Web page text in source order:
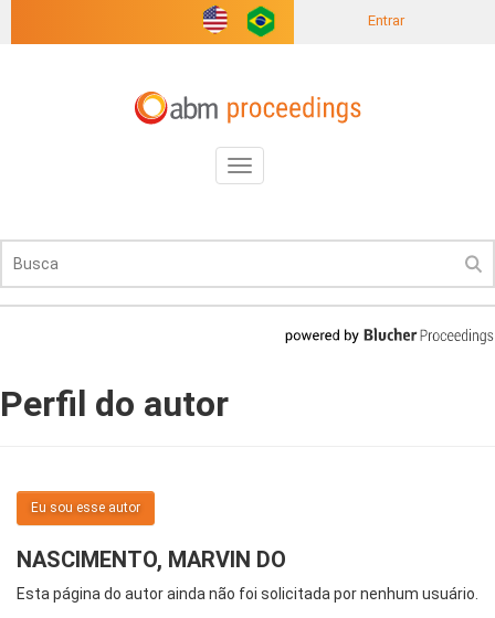
Entrar
Toggle
navigation
Perfil do autor
Eu sou esse autor
NASCIMENTO, MARVIN DO
Esta página do autor ainda não foi solicitada por nenhum usuário.